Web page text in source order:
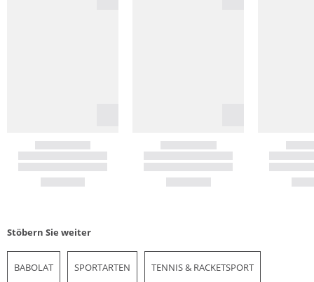
Stöbern Sie weiter
BABOLAT SPORTARTEN TENNIS & RACKETSPORT